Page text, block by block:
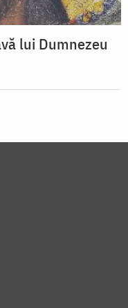
lui Dumnezeu